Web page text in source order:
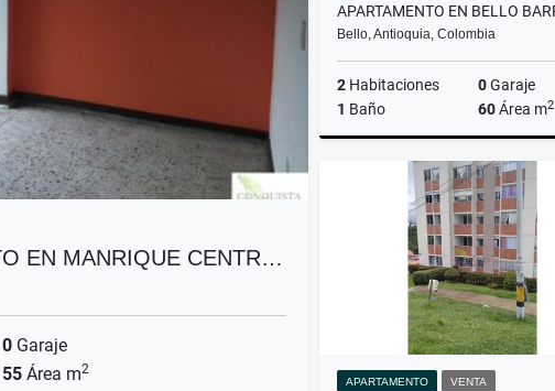
EN MANRIQUE CENTR…
0 Garaje
55 Área m2
Bello, Antioquia, Colombia
2 Habitaciones 0Garaje
1 Baño 60Área m2
$1.500.000
APARTAMENTO VENTA